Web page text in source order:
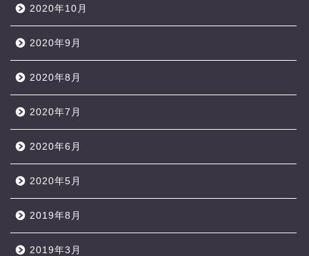
2020年10月
2020年9月
2020年8月
2020年7月
2020年6月
2020年5月
2019年8月
2019年3月